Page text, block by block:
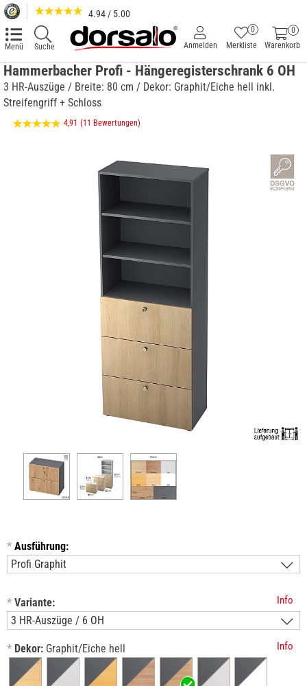
4.94 / 5.00
Menü Suche
0
Warenkorb
Merkliste
0
Anmelden
Hammerbacher Profi - Hängeregisterschrank 6 OH
3 HR-Auszüge / Breite: 80 cm / Dekor: Graphit/Eiche hell inkl.
Streifengriff + Schloss
4,91 (11 Bewertungen)
* Ausführung:
* Variante: Info
* Dekor: Graphit/Eiche hell Info